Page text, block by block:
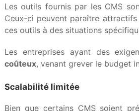
Les outils fournis par les CMS
Ceux-ci peuvent paraître
ces outils à des situations
Les entreprises ayant des
coûteux, venant grever le budget
Scalabilité limitée
Bien que certains CMS soient